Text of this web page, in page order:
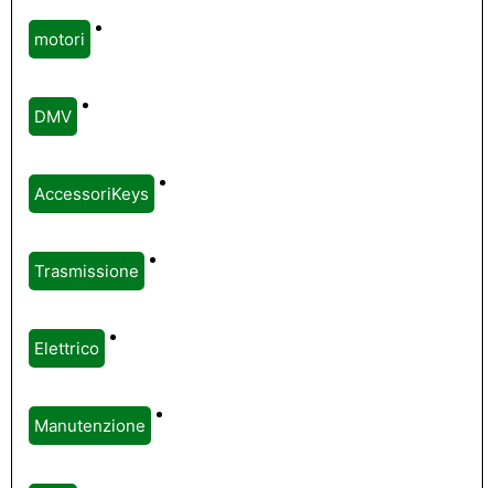
motori
DMV
AccessoriKeys
Trasmissione
Elettrico
Manutenzione